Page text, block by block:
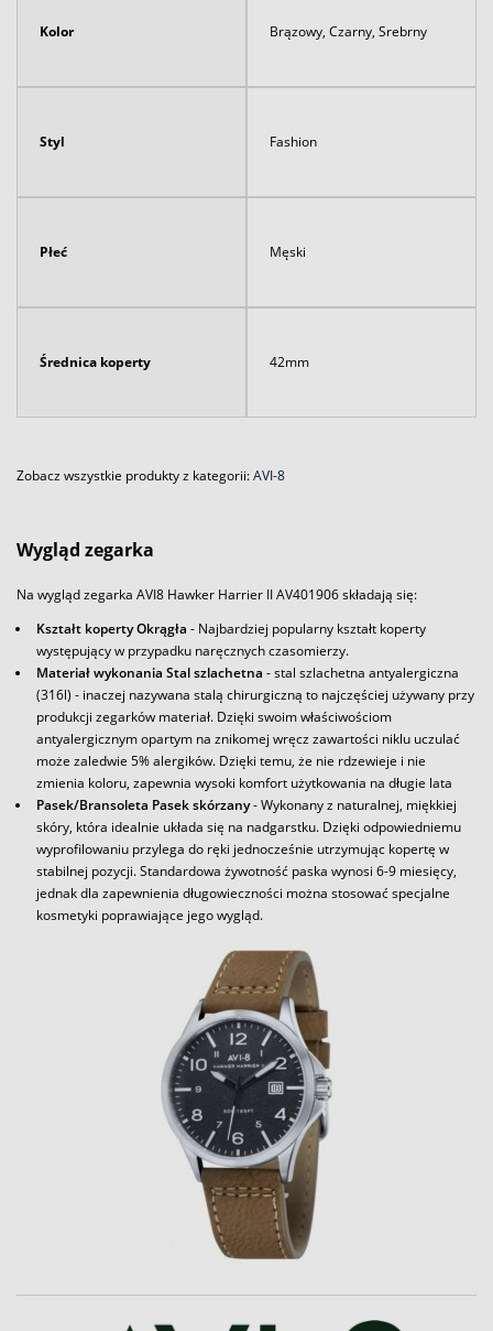
Kolor Brązowy, Czarny, Srebrny
Styl Fashion
Płeć Męski
Średnica koperty 42mm
Zobacz wszystkie produkty z kategorii:AVI-8
Wygląd zegarka
Na wygląd zegarka AVI8 Hawker Harrier II AV401906 składają się:
Kształt koperty Okrągła - Najbardziej popularny kształt koperty
występujący w przypadku naręcznych czasomierzy.
Materiał wykonania Stal szlachetna - stal szlachetna antyalergiczna
(316l) - inaczej nazywana stalą chirurgiczną to najczęściej używany przy
produkcji zegarków materiał. Dzięki swoim właściwościom
antyalergicznym opartym na znikomej wręcz zawartości niklu uczulać
może zaledwie 5% alergików. Dzięki temu, że nie rdzewieje i nie
zmienia koloru, zapewnia wysoki komfort użytkowania na długie lata
Pasek/Bransoleta Pasek skórzany- Wykonany z naturalnej, miękkiej
skóry, która idealnie układa się na nadgarstku. Dzięki odpowiedniemu
wyprofilowaniu przylega do ręki jednocześnie utrzymując kopertę w
stabilnej pozycji. Standardowa żywotność paska wynosi 6-9 miesięcy,
jednak dla zapewnienia długowieczności można stosować specjalne
kosmetyki poprawiające jego wygląd.